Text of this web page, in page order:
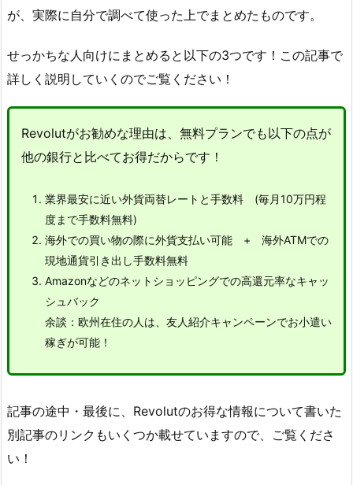
が、実際に自分で調べて使った上でまとめたものです。
せっかちな人向けにまとめると以下の3つです！この記事で
詳しく説明していくのでご覧ください！
Revolutがお勧めな理由は、無料プランでも以下の点が
他の銀行と比べてお得だからです！
業界最安に近い外貨両替レートと手数料 (毎月10万円程
度まで手数料無料)
海外での買い物の際に外貨支払い可能 + 海外ATMでの
現地通貨引き出し手数料無料
Amazonなどのネットショッピングでの高還元率なキャッ
シュバック
余談：欧州在住の人は、友人紹介キャンペーンでお小遣い
稼ぎが可能！
記事の途中・最後に、Revolutのお得な情報について書いた
別記事のリンクもいくつか載せていますので、ご覧くださ
い！